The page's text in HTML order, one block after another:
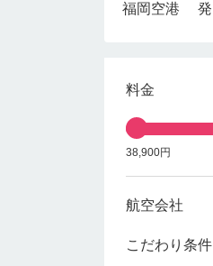
福岡空港 発
料金
38,900円
航空会社
こだわり条件